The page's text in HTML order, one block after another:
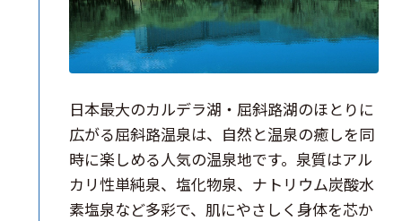
日本最大のカルデラ湖・屈斜路湖のほとりに
広がる屈斜路温泉は、自然と温泉の癒しを同
時に楽しめる人気の温泉地です。泉質はアル
カリ性単純泉、塩化物泉、ナトリウム炭酸水
素塩泉など多彩で、肌にやさしく身体を芯か